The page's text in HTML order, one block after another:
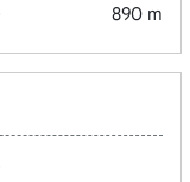
890 m